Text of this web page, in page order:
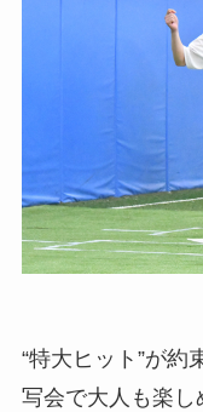
“特大ヒット”が約
写会で大人も楽